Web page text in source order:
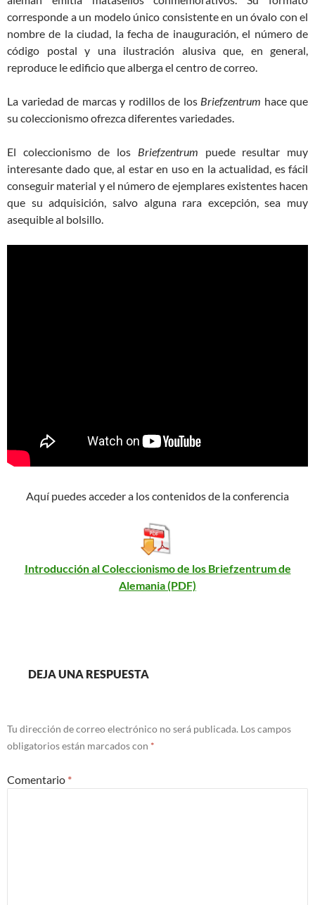
corresponde a un modelo único consistente en un óvalo con el
nombre de la ciudad, la fecha de inauguración, el número de
código postal y una ilustración alusiva que, en general,
reproduce le edificio que alberga el centro de correo.
La variedad de marcas y rodillos de los Briefzentrum hace que
su coleccionismo ofrezca diferentes variedades.
El coleccionismo de los Briefzentrum puede resultar muy
interesante dado que, al estar en uso en la actualidad, es fácil
conseguir material y el número de ejemplares existentes hacen
que su adquisición, salvo alguna rara excepción, sea muy
asequible al bolsillo.
Aquí puedes acceder a los contenidos de la conferencia
Introducción al Coleccionismo de los Briefzentrum de
Alemania (PDF)
DEJA UNA RESPUESTA
Tu dirección de correo electrónico no será publicada. Los campos
obligatorios están marcados con *
Comentario *